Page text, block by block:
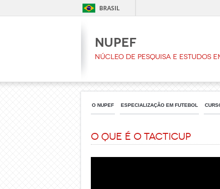
BRASIL
NUPEF
Núcleo de Pesquisa e Estudos
O NUPEF ESPECIALIZAÇÃO EM FUTEBOL
O que é o TacticUP